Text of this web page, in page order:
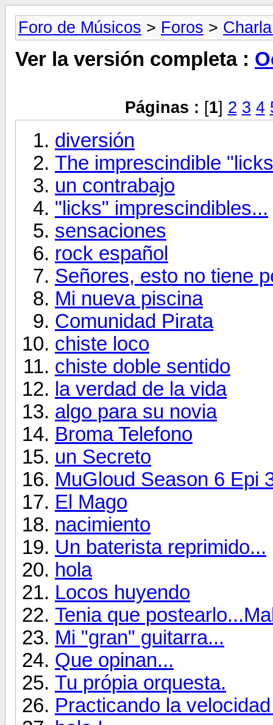
Foro de Músicos > Foros >
Ver la versión completa :
Páginas : [1] 2 3 4
diversión
The imprescindible
un contrabajo
"licks" imprescindibles...
sensaciones
rock español
Señores, esto no tiene
Mi nueva piscina
Comunidad Pirata
chiste loco
chiste doble sentido
la verdad de la vida
algo para su novia
Broma Telefono
un Secreto
MuGloud Season 6 Epi
El Mago
nacimiento
Un baterista reprimido...
hola
Locos huyendo
Tenia que
Mi "gran" guitarra...
Que opinan...
Tu própia orquesta.
Practicando la